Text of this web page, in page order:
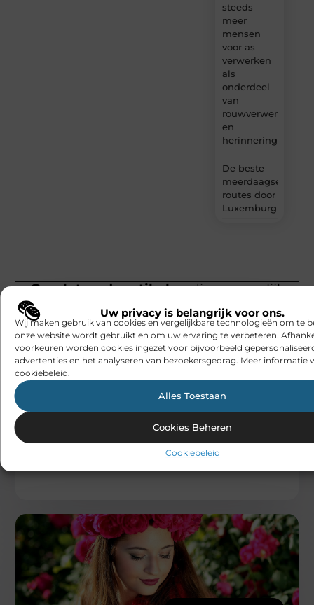
Uw privacy is belangrijk voor ons.
Wij maken gebruik van cookies en vergelijkbare technologieën om te
onze website wordt gebruikt en om uw ervaring te verbeteren.
voorkeuren worden cookies ingezet voor bijvoorbeeld
advertenties en het analyseren van bezoekersgedrag. Meer informatie
cookiebeleid.
Alles Toestaan
Cookies Beheren
Cookiebeleid
steeds
meer
mensen
voor as
verwerken
als
onderdeel
van
rouwverwerking
en
herinnering?
De beste
meerdaagse
routes door
Luxemburg
Gerelateerde artikelendie u mogelijk
bruto naar netto loon Voer uw identiteit, nationaliteit,
bruto- of nettosalaris in onze geavanceerde